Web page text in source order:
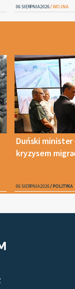
06 SIERPNIA 2026 WOJNA
Duński minister
kryzysem
06 SIERPNIA 2026 POLITYKA